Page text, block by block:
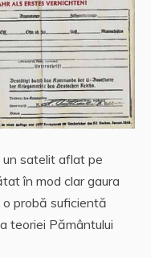
satelit aflat pe
în mod clar gaura
o probă suficientă
teoriei Pământului